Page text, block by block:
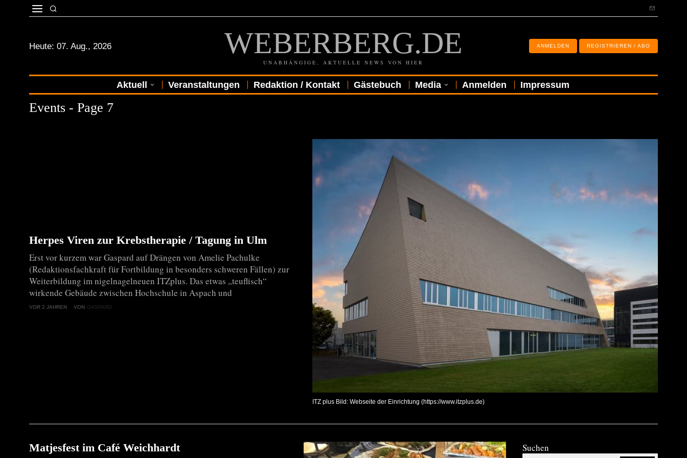
Heute: 07. Aug., 2026 WEBERBERG.DE
UNABHÄNGIGE, AKTUELLE NEWS VON HIER
ANMELDEN REGISTRIEREN / ABO
Aktuell Veranstaltungen Redaktion / Kontakt Gästebuch Media Anmelden Impressum
Events - Page 7
ITZ plus Bild: Webseite der Einrichtung (https://www.itzplus.de)
Herpes Viren zur Krebstherapie / Tagung in Ulm
Erst vor kurzem war Gaspard auf Drängen von Amelie Pachulke
(Redaktionsfachkraft für Fortbildung in besonders schweren Fällen) zur
Weiterbildung im nigelnagelneuen ITZplus. Das etwas „teuflisch“
wirkende Gebäude zwischen Hochschule in Aspach und
VOR 2 JAHREN VON GASPARD
Matjesfest im Café Weichhardt Suchen